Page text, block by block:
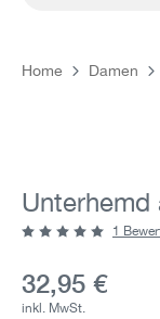
Home Damen
Unterhemd
Aktueller
32,95 €
inkl. MwSt.
1